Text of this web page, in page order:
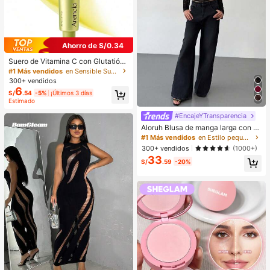
Ahorro de S/0.34
Suero de Vitamina C con Glutatión,
Niacinamida y Vitamina E, Mejora l
a Opacidad, Líneas Finas y Arrugas,
Crea una Piel de Cristal Transparen
te, Cuidado de la Piel Coreano 30m
l/1.01 Fl Oz
#1 Más vendidos
en Sensible Sueros y tratamientos faciales
300+ vendidos
S/6.54 -5% ¡Últimos 3 días
Estimado
#EncajeYTransparencia
Aloruh Blusa de manga larga con c
uello en V profundo, transparente y
con detalles de encaje negro para
mujeres
#1 Más vendidos
en Estilo pequeño Tops, blusas y camisetas de muje
300+ vendidos
(1000+)
S/33.59 -20%